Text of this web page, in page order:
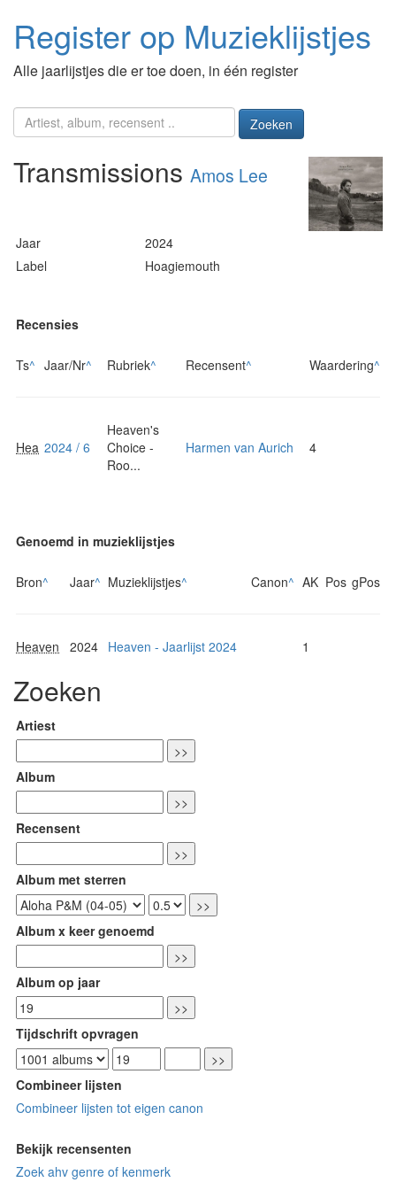
Register op Muzieklijstjes
Alle jaarlijstjes die er toe doen, in één register
Zoeken
Transmissions Amos Lee
Jaar
2024
Label
Hoagiemouth
Recensies
Ts^ Jaar/Nr^ Rubriek^ Recensent^ Waardering^
Hea 2024 / 6
Heaven's
Choice -
Roo...
Harmen van Aurich 4
Genoemd in muzieklijstjes
Bron^ Jaar^ Muzieklijstjes^ Canon^ AK Pos gPos
Heaven 2024 Heaven - Jaarlijst 2024 1
Zoeken
Artiest
Album
Recensent
Album met sterren
Album x keer genoemd
Album op jaar
Tijdschrift opvragen
Combineer lijsten
Combineer lijsten tot eigen canon
Bekijk recensenten
Zoek ahv genre of kenmerk